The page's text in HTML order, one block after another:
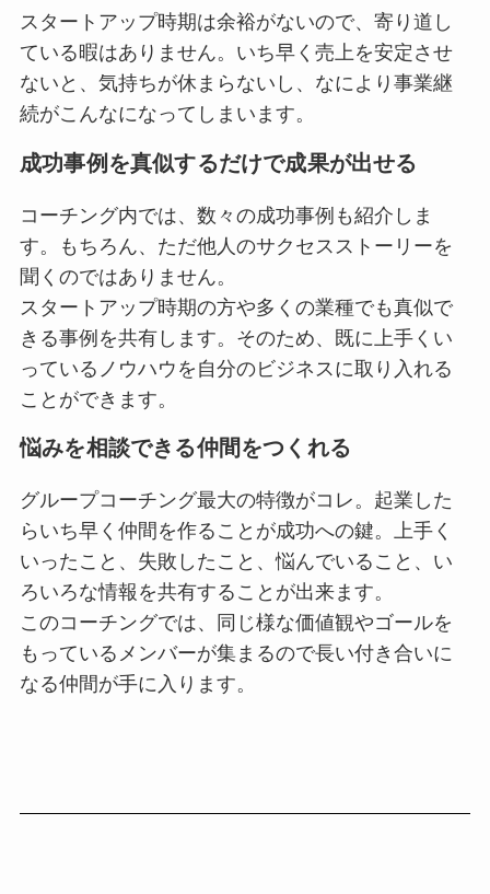
スタートアップ時期は余裕がないので、寄り道し
ている暇はありません。いち早く売上を安定させ
ないと、気持ちが休まらないし、なにより事業継
続がこんなになってしまいます。
成功事例を真似するだけで成果が出せる
コーチング内では、数々の成功事例も紹介しま
す。もちろん、ただ他人のサクセスストーリーを
聞くのではありません。
スタートアップ時期の方や多くの業種でも真似で
きる事例を共有します。そのため、既に上手くい
っているノウハウを自分のビジネスに取り入れる
ことができます。
悩みを相談できる仲間をつくれる
グループコーチング最大の特徴がコレ。起業した
らいち早く仲間を作ることが成功への鍵。上手く
いったこと、失敗したこと、悩んでいること、い
ろいろな情報を共有することが出来ます。
このコーチングでは、同じ様な価値観やゴールを
もっているメンバーが集まるので長い付き合いに
なる仲間が手に入ります。